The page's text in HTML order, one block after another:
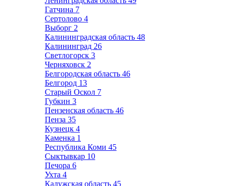
Гатчина 7
Сертолово 4
Выборг 2
Калининградская область 48
Калининград 26
Светлогорск 3
Черняховск 2
Белгородская область 46
Белгород 13
Старый Оскол 7
Губкин 3
Пензенская область 46
Пенза 35
Кузнецк 4
Каменка 1
Республика Коми 45
Сыктывкар 10
Печора 6
Ухта 4
Калужская область 45